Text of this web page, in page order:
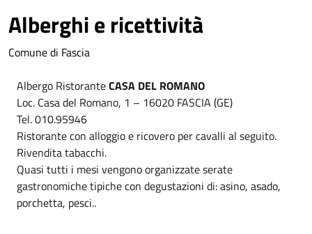
Alberghi e ricettività
Comune di Fascia
Albergo RistoranteCASA DEL ROMANO
Loc. Casa del Romano, 1 – 16020 FASCIA (GE)
Tel. 010.95946
Ristorante con alloggio e ricovero per cavalli al seguito.
Rivendita tabacchi.
Quasi tutti i mesi vengono organizzate serate
gastronomiche tipiche con degustazioni di: asino, asado,
porchetta, pesci..